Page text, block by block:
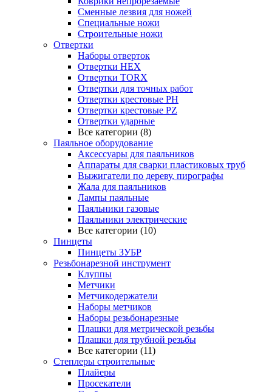
Сменные лезвия для ножей
Специальные ножи
Строительные ножи
Отвертки
Наборы отверток
Отвертки HEX
Отвертки TORX
Отвертки для точных работ
Отвертки крестовые PH
Отвертки крестовые PZ
Отвертки ударные
Все категории (8)
Паяльное оборудование
Аксессуары для паяльников
Аппараты для сварки пластиковых труб
Выжигатели по дереву, пирографы
Жала для паяльников
Лампы паяльные
Паяльники газовые
Паяльники электрические
Все категории (10)
Пинцеты
Пинцеты ЗУБР
Резьбонарезной инструмент
Клуппы
Метчики
Метчикодержатели
Наборы метчиков
Наборы резьбонарезные
Плашки для метрической резьбы
Плашки для трубной резьбы
Все категории (11)
Степлеры строительные
Плайеры
Просекатели